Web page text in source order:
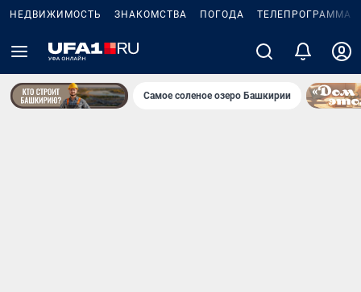
НЕДВИЖИМОСТЬ ЗНАКОМСТВА ПОГОДА ТЕЛЕПРОГРАММА
Самое соленое озеро Башкирии